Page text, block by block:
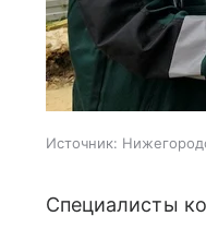
Источник:
Специалисты